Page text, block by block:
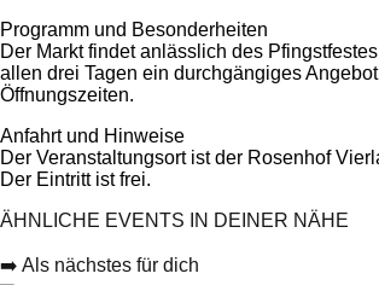
Programm und Besonderheiten
Der Markt findet anlässlich des
allen drei Tagen ein durchgängiges
Öffnungszeiten.
Anfahrt und Hinweise
Der Veranstaltungsort ist der Rosenhof
Der Eintritt ist frei.
ÄHNLICHE EVENTS IN DEINER NÄHE
➡️ Als nächstes für dich